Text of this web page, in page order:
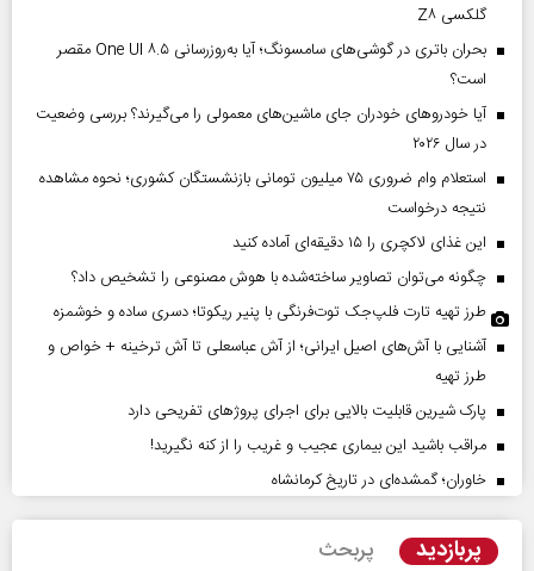
گلکسی Z۸
بحران باتری در گوشی‌های سامسونگ؛ آیا به‌روزرسانی One UI ۸.۵ مقصر
است؟
آیا خودروهای خودران جای ماشین‌های معمولی را می‌گیرند؟ بررسی وضعیت
در سال ۲۰۲۶
استعلام وام ضروری ۷۵ میلیون تومانی بازنشستگان کشوری؛ نحوه مشاهده
نتیجه درخواست
این غذای لاکچری را ۱۵ دقیقه‌ای آماده کنید
چگونه می‌توان تصاویر ساخته‌شده با هوش مصنوعی را تشخیص داد؟
طرز تهیه تارت فلپ‌جک توت‌فرنگی با پنیر ریکوتا؛ دسری ساده و خوشمزه
آشنایی با آش‌های اصیل ایرانی؛ از آش عباسعلی تا آش ترخینه + خواص و
طرز تهیه
پارک شیرین قابلیت‌ بالایی برای اجرای پروژهای تفریحی دارد
مراقب باشید این بیماری عجیب و غریب را از کنه نگیرید!
خاوران؛ گمشده‌ای در تاریخ کرمانشاه
پربازدید پربحث